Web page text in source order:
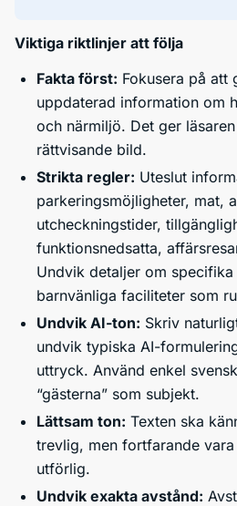
Viktiga riktlinjer att följa
Fakta först: Fokusera på att
uppdaterad information om
och närmiljö. Det ger
rättvisande bild.
Strikta regler: Uteslut
parkeringsmöjligheter, mat,
utcheckningstider,
funktionsnedsatta,
Undvik detaljer om
barnvänliga faciliteter som
Undvik AI-ton: Skriv
undvik typiska AI-
uttryck. Använd enkel
“gästerna” som subjekt.
Lättsam ton: Texten ska
trevlig, men fortfarande
utförlig.
Undvik exakta avstånd: